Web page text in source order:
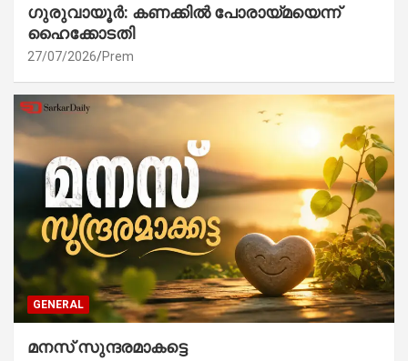
ഗുരുവായൂർ: കണക്കിൽ പോരായ്മയെന്ന്
ഹൈക്കോടതി
27/07/2026 Prem
GENERAL
മനസ് സുന്ദരമാകട്ടെ